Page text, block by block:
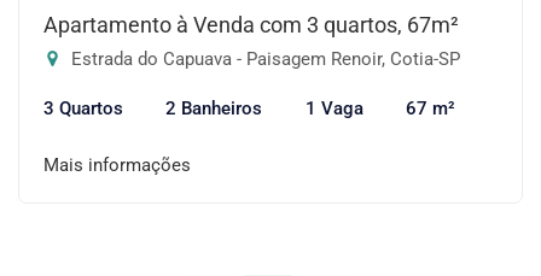
Apartamento à Venda com 3 quartos, 67m²
Estrada do Capuava - Paisagem Renoir, Cotia-SP
3 Quartos 2 Banheiros 1 Vaga 67 m²
Mais informações